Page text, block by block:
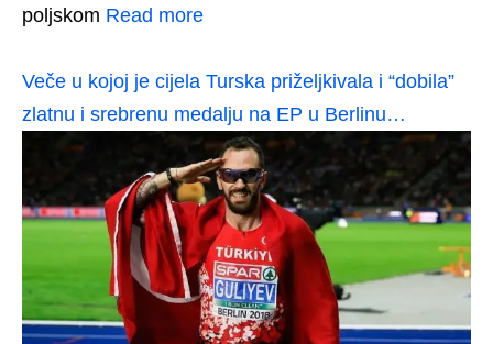
poljskom Read more
Veče u kojoj je cijela Turska priželjkivala i “dobila”
zlatnu i srebrenu medalju na EP u Berlinu…